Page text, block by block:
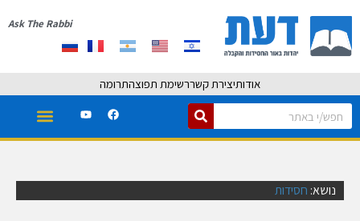
Ask The Rabbi
אודותיצירת קשררשימת תפוצהתרומה
נושא: חסידות